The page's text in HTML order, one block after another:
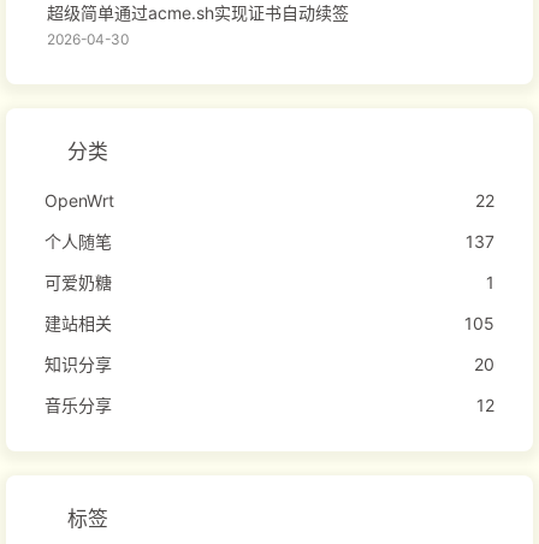
超级简单通过acme.sh实现证书自动续签
2026-04-30
分类
OpenWrt
22
个人随笔
137
可爱奶糖
1
建站相关
105
知识分享
20
音乐分享
12
标签